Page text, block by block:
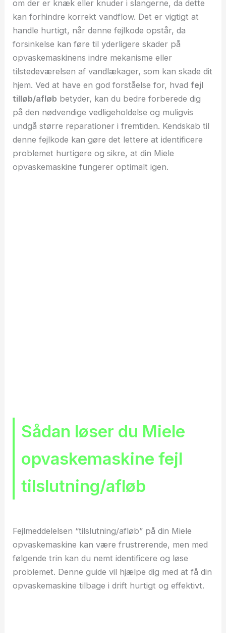
om der er knæk eller knuder i slangerne, da dette
kan forhindre korrekt vandflow. Det er vigtigt at
handle hurtigt, når denne fejlkode opstår, da
forsinkelse kan føre til yderligere skader på
opvaskemaskinens indre mekanisme eller
tilstedeværelsen af vandlækager, som kan skade dit
hjem. Ved at have en god forståelse for, hvadfejl
tilløb/afløb betyder, kan du bedre forberede dig
på den nødvendige vedligeholdelse og muligvis
undgå større reparationer i fremtiden. Kendskab til
denne fejlkode kan gøre det lettere at identificere
problemet hurtigere og sikre, at din Miele
opvaskemaskine fungerer optimalt igen.
Sådan løser du Miele
opvaskemaskine fejl
tilslutning/afløb
Fejlmeddelelsen “tilslutning/afløb” på din Miele
opvaskemaskine kan være frustrerende, men med
følgende trin kan du nemt identificere og løse
problemet. Denne guide vil hjælpe dig med at få din
opvaskemaskine tilbage i drift hurtigt og effektivt.